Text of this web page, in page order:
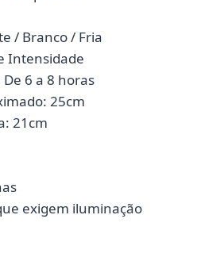
/ Branco / Fria
Intensidade
6 a 8 horas
25cm
21cm
exigem iluminação